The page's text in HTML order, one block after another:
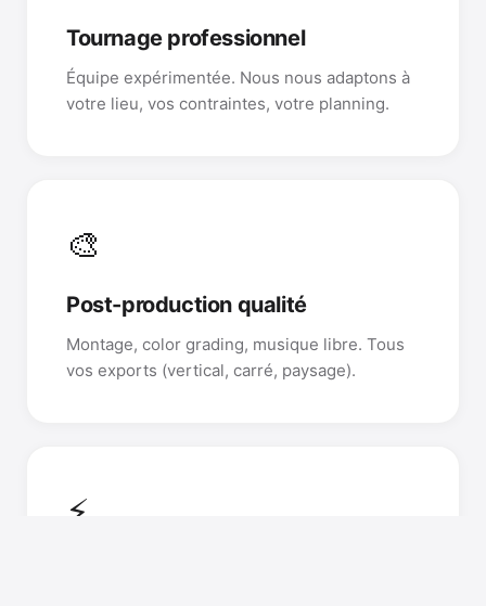
Tournage professionnel
Équipe expérimentée. Nous nous adaptons à
votre lieu, vos contraintes, votre planning.
🎨
Post-production qualité
Montage, color grading, musique libre. Tous
vos exports (vertical, carré, paysage).
⚡